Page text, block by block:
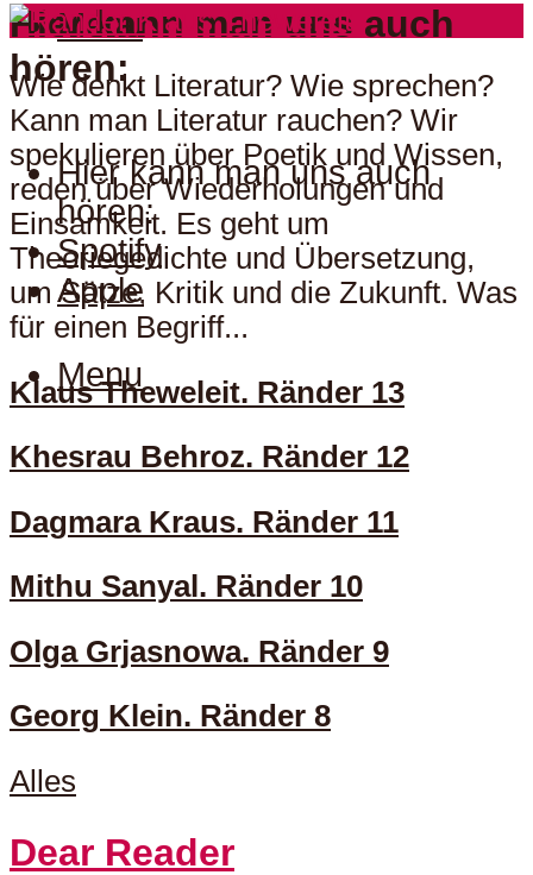
Menu
Hier kann man uns auch
hören:
Hier kann man uns auch
hören:
Spotify
Apple
Menu
Wie denkt Literatur? Wie sprechen?
Kann man Literatur rauchen? Wir
spekulieren über Poetik und Wissen,
reden über Wiederholungen und
Einsamkeit. Es geht um
Theoriegedichte und Übersetzung,
um Sätze, Kritik und die Zukunft. Was
für einen Begriff...
Klaus Theweleit. Ränder 13
Khesrau Behroz. Ränder 12
Dagmara Kraus. Ränder 11
Mithu Sanyal. Ränder 10
Olga Grjasnowa. Ränder 9
Georg Klein. Ränder 8
Alles
Dear Reader